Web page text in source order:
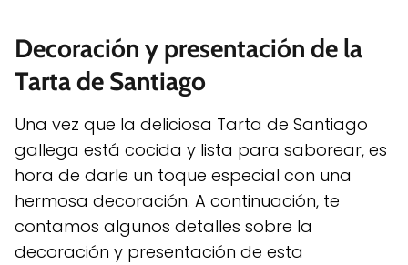
Decoración y presentación de la
Tarta de Santiago
Una vez que la deliciosa Tarta de Santiago
gallega está cocida y lista para saborear, es
hora de darle un toque especial con una
hermosa decoración. A continuación, te
contamos algunos detalles sobre la
decoración y presentación de esta